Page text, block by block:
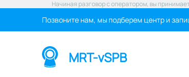
Начиная разговор с оператором, вы
Позвоните нам, мы подберем центр и
MRT-vSPB